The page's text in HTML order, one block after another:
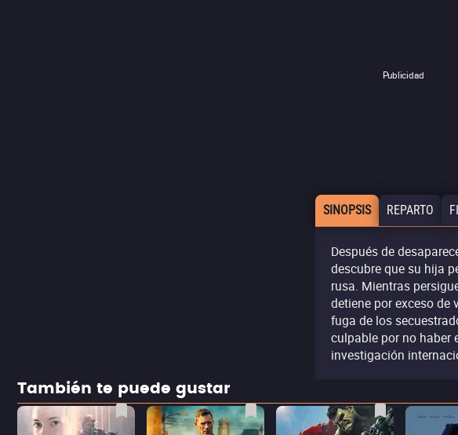
Publicidad
SINOPSIS REPARTO
Después de
descubre que su hija
rusa. Mientras
detiene por exceso de
fuga de los
culpable por no haber
investigación
También te puede gustar